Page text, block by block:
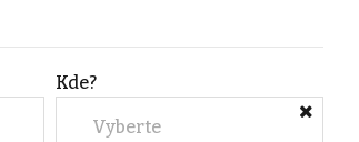
Kde?
Vyberte